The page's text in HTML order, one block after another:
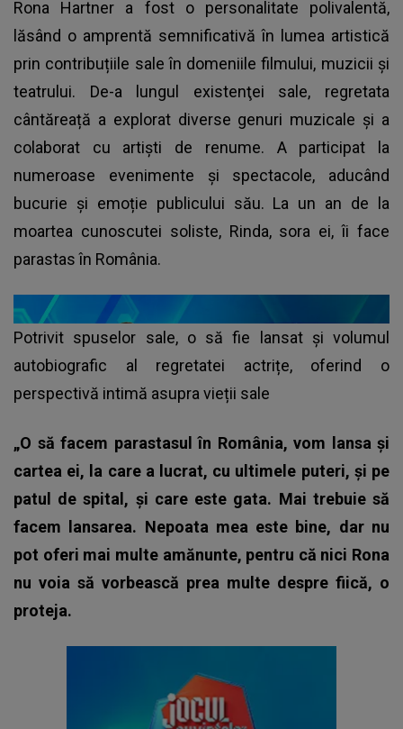
Rona Hartner a fost o personalitate polivalentă,
lăsând o amprentă semnificativă în lumea artistică
prin contribuțiile sale în domeniile filmului, muzicii și
teatrului. De-a lungul existenţei sale, regretata
cântăreață a explorat diverse genuri muzicale și a
colaborat cu artiști de renume. A participat la
numeroase evenimente și spectacole, aducând
bucurie și emoție publicului său. La un an de la
moartea cunoscutei soliste, Rinda, sora ei, îi face
parastas în România.
Potrivit spuselor sale, o să fie lansat și volumul
autobiografic al regretatei actrițe, oferind o
perspectivă intimă asupra vieții sale
„O să facem parastasul în România, vom lansa și
cartea ei, la care a lucrat, cu ultimele puteri, și pe
patul de spital, și care este gata. Mai trebuie să
facem lansarea. Nepoata mea este bine, dar nu
pot oferi mai multe amănunte, pentru că nici Rona
nu voia să vorbească prea multe despre fiică, o
proteja.